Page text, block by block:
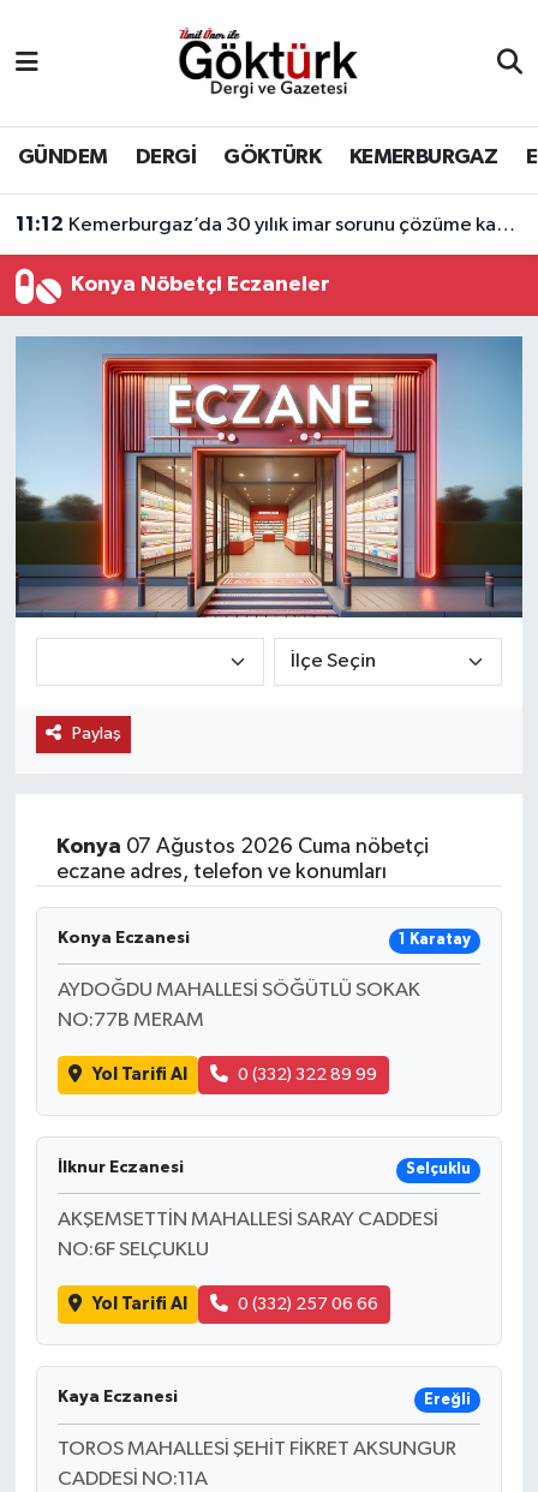
GÜNDEM DERGİ GÖKTÜRK KEMERBURGAZ
11:12 Kemerburgaz’da 30 yılık imar sorunu çözüme kavuşuyor
Konya Nöbetçi Eczaneler
Paylaş
Konya 07 Ağustos 2026 Cuma nöbetçi
eczane adres, telefon ve konumları
Konya Eczanesi 1 Karatay
AYDOĞDU MAHALLESİ SÖĞÜTLÜ SOKAK
NO:77B MERAM
Yol Tarifi Al 0 (332) 322 89 99
İlknur Eczanesi Selçuklu
AKŞEMSETTİN MAHALLESİ SARAY CADDESİ
NO:6F SELÇUKLU
Yol Tarifi Al 0 (332) 257 06 66
Kaya Eczanesi Ereğli
TOROS MAHALLESİ ŞEHİT FİKRET AKSUNGUR
CADDESİ NO:11A
BİLİM
DERGİ
DÜNYA
EĞİTİM
EKONOMİ
GÖKTÜRK
GÜNDEM
KEMERBURGAZ
KÜLTÜR - SANAT
SPOR
TEKNOLOJİ
TİCARET
YAŞAM
Eyüpsultan Hava Durumu
Eyüpsultan Trafik Yoğunluk Haritası
Süper Lig Puan Durumu ve Fikstür
Tüm Manşetler
Son Dakika Haberleri
Haber Arşivi